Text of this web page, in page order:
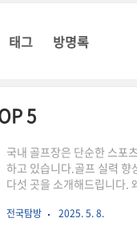
태그 방명록
5
국내 골프장은 단순한 스포
하고 있습니다.골프 실력
다섯 곳을 소개해드립니다.
렸는지가 큰 기준이 됩니다.
전국탐방 2025. 5. 8.